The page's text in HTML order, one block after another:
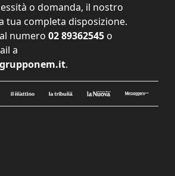
o domanda, il nostro
tua completa disposizione.
numero 02 89362545 o
a
.